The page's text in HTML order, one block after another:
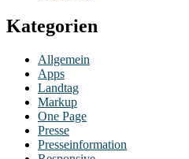
Kategorien
Allgemein
Apps
Landtag
Markup
One Page
Presse
Presseinformation